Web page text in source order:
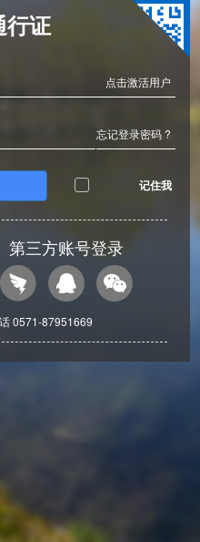
行证
点击激活用户
忘记登录密码 ?
记住我
第三方账号登录
0571-87951669